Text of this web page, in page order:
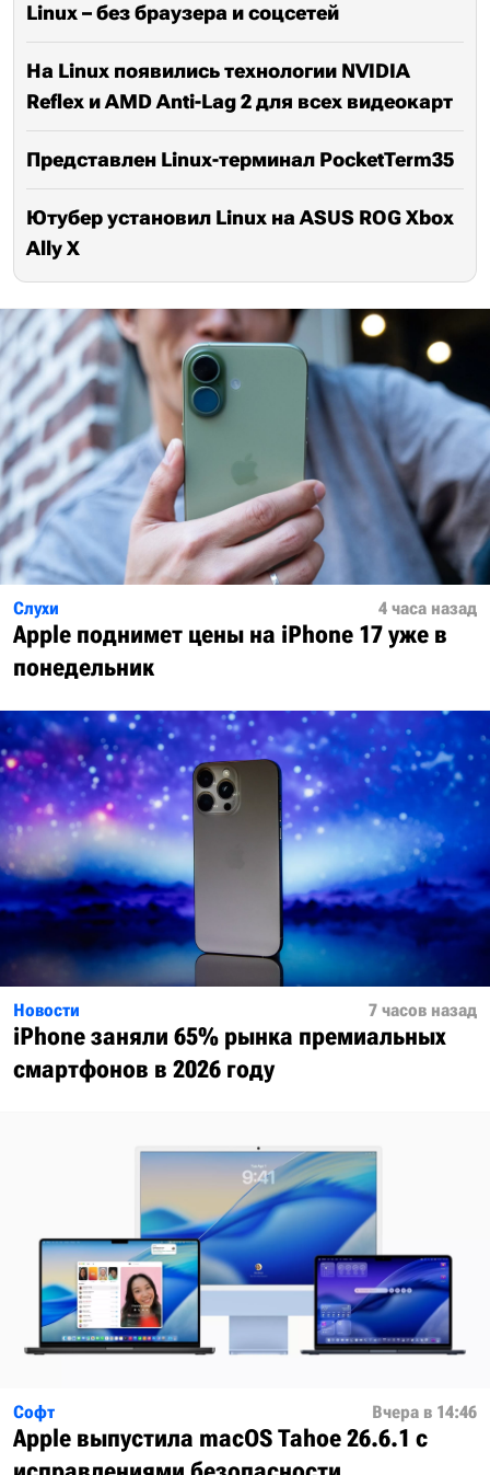
Linux – без браузера и соцсетей
На Linux появились технологии NVIDIA
Reflex и AMD Anti-Lag 2 для всех видеокарт
Представлен Linux-терминал PocketTerm35
Ютубер установил Linux на ASUS ROG Xbox
Ally X
Слухи 4 часа назад
Apple поднимет цены на iPhone 17 уже в
понедельник
Новости 7 часов назад
iPhone заняли 65% рынка премиальных
смартфонов в 2026 году
Софт Вчера в 14:46
Apple выпустила macOS Tahoe 26.6.1 с